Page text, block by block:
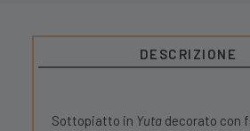
DESCRIZIONE
Sottopiatto in Yuta decorato con